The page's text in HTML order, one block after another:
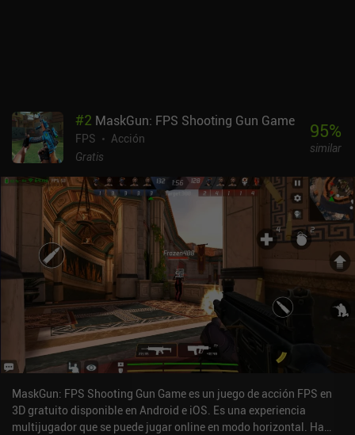
tiempo. Pero, por suerte, varios se ofrecen como recompensas de
tareas. Si eres un fan de Siege o simplemente estás cansado de los
shooters móviles de "rociar y rezar" sin sentido, dale una
oportunidad a Rainbow Six Mobile, siempre y cuando estés
dispuesto a machacarte para desbloquear a tus agentes.
#2 MaskGun: FPS Shooting Gun Game
FPS
Acción
Gratis
95%
similar
MaskGun: FPS Shooting Gun Game es un juego de acción FPS en
3D gratuito disponible en Android e iOS. Es una experiencia
multijugador que se puede jugar online en modo horizontal. Ha